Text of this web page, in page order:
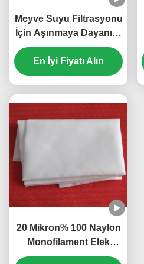
Meyve Suyu Filtrasyonu
İçin Aşınmaya Dayanıklı
Monofilament Naylon
Filtre Mesh
En İyi Fiyatı Alın
20 Mikron% 100 Naylon
Monofilament Elek
Mesh Netleştirme 2.2